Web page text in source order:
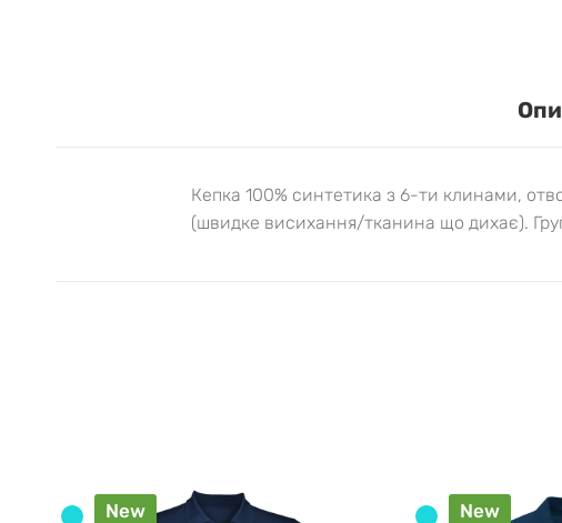
Кепка 100% синтетика з 6-ти клинами,
(швидке висихання/тканина що дихає).
New New